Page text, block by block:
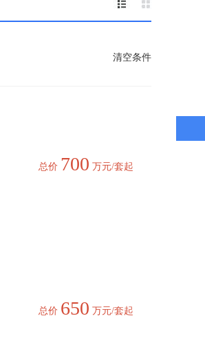
清空条件
总价 700 万元/套起
总价 650 万元/套起